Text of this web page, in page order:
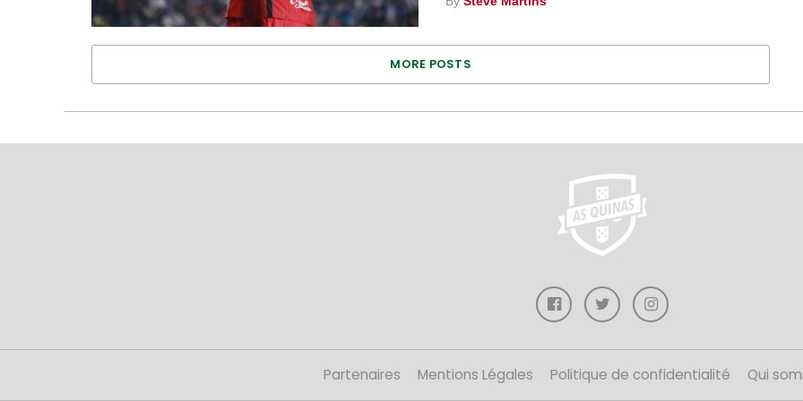
MORE POSTS
Partenaires Mentions Légales Politique de confidentialité Qui